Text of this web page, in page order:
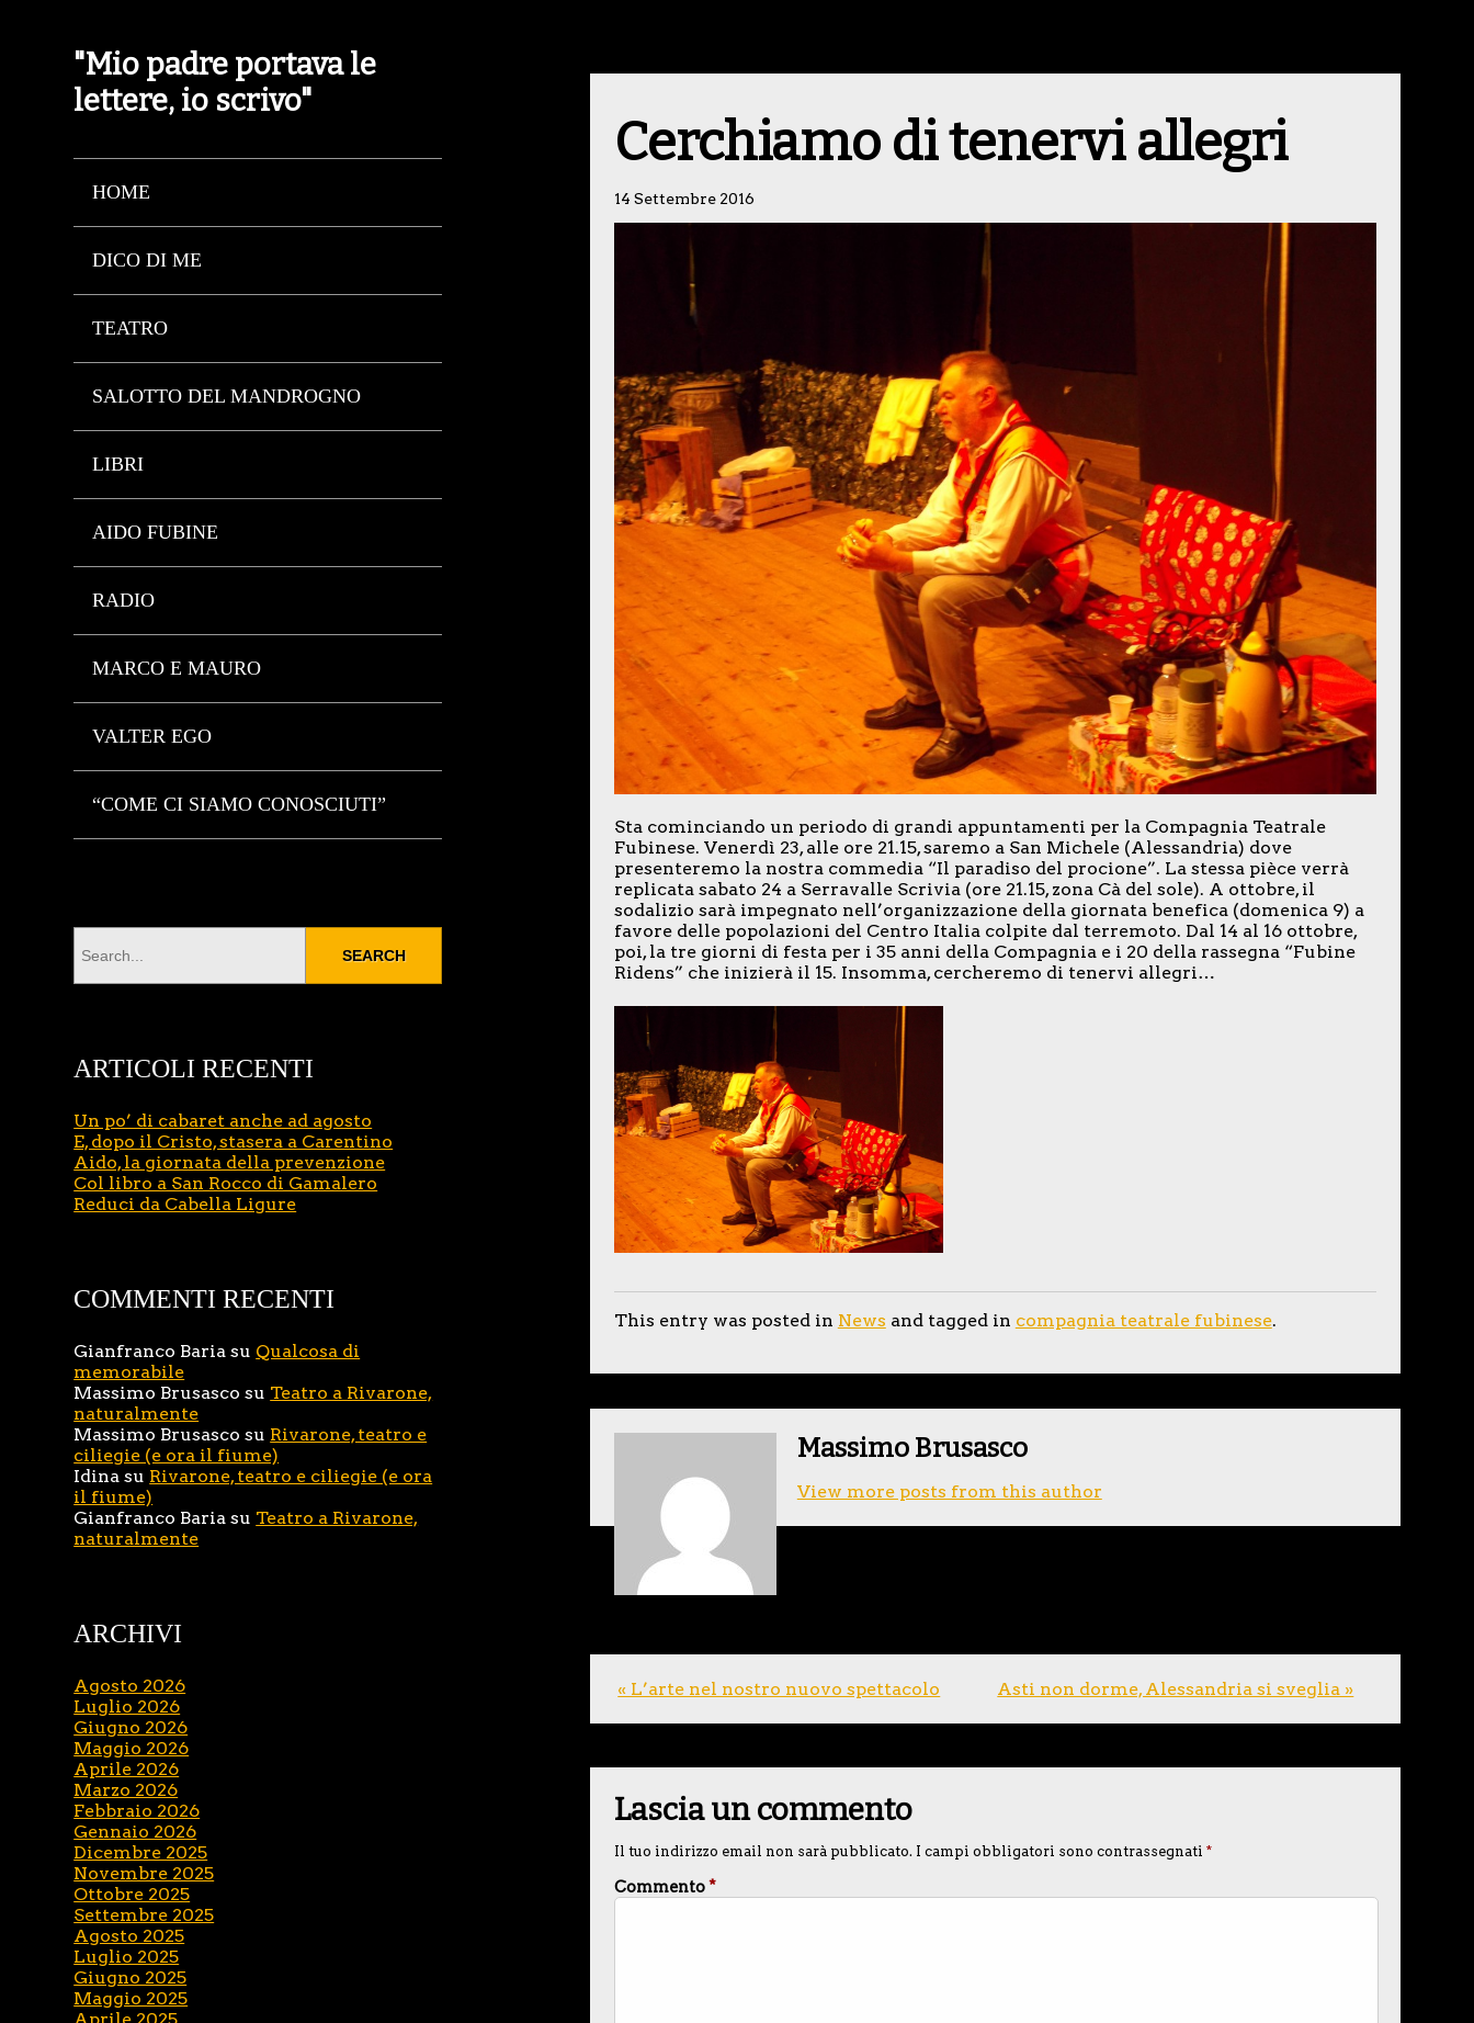
"Mio padre portava le
lettere, io scrivo"
HOME
DICO DI ME
TEATRO
SALOTTO DEL MANDROGNO
LIBRI
AIDO FUBINE
RADIO
MARCO E MAURO
VALTER EGO
“COME CI SIAMO CONOSCIUTI”
Cerchiamo di tenervi allegri
14 Settembre 2016
Sta cominciando un periodo di grandi appuntamenti per la Compagnia Teatrale
Fubinese. Venerdì 23, alle ore 21.15, saremo a San Michele (Alessandria) dove
presenteremo la nostra commedia “Il paradiso del procione”. La stessa pièce verrà
replicata sabato 24 a Serravalle Scrivia (ore 21.15, zona Cà del sole). A ottobre, il
sodalizio sarà impegnato nell’organizzazione della giornata benefica (domenica 9) a
favore delle popolazioni del Centro Italia colpite dal terremoto. Dal 14 al 16 ottobre,
poi, la tre giorni di festa per i 35 anni della Compagnia e i 20 della rassegna “Fubine
Ridens” che inizierà il 15. Insomma, cercheremo di tenervi allegri…
This entry was posted in News and tagged in compagnia teatrale fubinese.
Massimo Brusasco
View more posts from this author
« L’arte nel nostro nuovo spettacolo Asti non dorme, Alessandria si sveglia »
Lascia un commento
Il tuo indirizzo email non sarà pubblicato. I campi obbligatori sono contrassegnati *
Commento*
ARTICOLI RECENTI
Un po’ di cabaret anche ad agosto
E, dopo il Cristo, stasera a Carentino
Aido, la giornata della prevenzione
Col libro a San Rocco di Gamalero
Reduci da Cabella Ligure
COMMENTI RECENTI
Gianfranco Baria su Qualcosa di
memorabile
Massimo Brusasco su Teatro a Rivarone,
naturalmente
Massimo Brusasco su Rivarone, teatro e
ciliegie (e ora il fiume)
Idina su Rivarone, teatro e ciliegie (e ora
il fiume)
Gianfranco Baria su Teatro a Rivarone,
naturalmente
ARCHIVI
Agosto 2026
Luglio 2026
Giugno 2026
Maggio 2026
Aprile 2026
Marzo 2026
Febbraio 2026
Gennaio 2026
Dicembre 2025
Novembre 2025
Ottobre 2025
Settembre 2025
Agosto 2025
Luglio 2025
Giugno 2025
Maggio 2025